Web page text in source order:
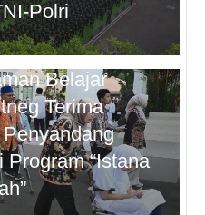
Polri
Belajar
Terima
“Istana